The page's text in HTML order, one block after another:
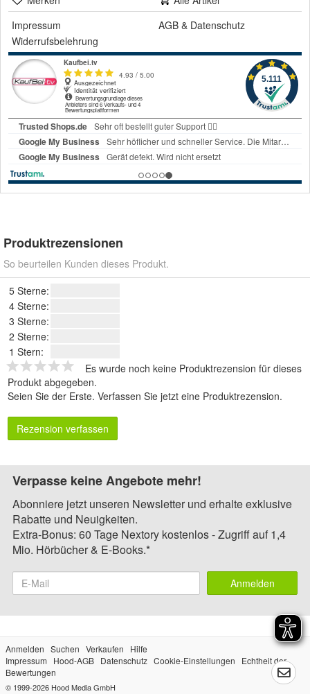
Impressum
AGB & Datenschutz
Widerrufsbelehrung
Produktrezensionen
So beurteilen Kunden dieses Produkt.
5 Sterne:
4 Sterne:
3 Sterne:
2 Sterne:
1 Stern:
Es wurde noch keine Produktrezension für dieses
Produkt abgegeben.
Seien Sie der Erste. Verfassen Sie jetzt eine Produktrezension.
Rezension verfassen
Verpasse keine Angebote mehr!
Abonniere jetzt unseren Newsletter und erhalte exklusive
Rabatte und Neuigkeiten.
Extra-Bonus: 60 Tage Nextory kostenlos - Zugriff auf 1,4
Mio. Hörbücher & E-Books.*
Anmelden
Anmelden Suchen Verkaufen
Hilfe
Impressum
Hood-AGB Datenschutz Cookie-Einstellungen
Echtheit der
Bewertungen
© 1999-2026 Hood Media GmbH